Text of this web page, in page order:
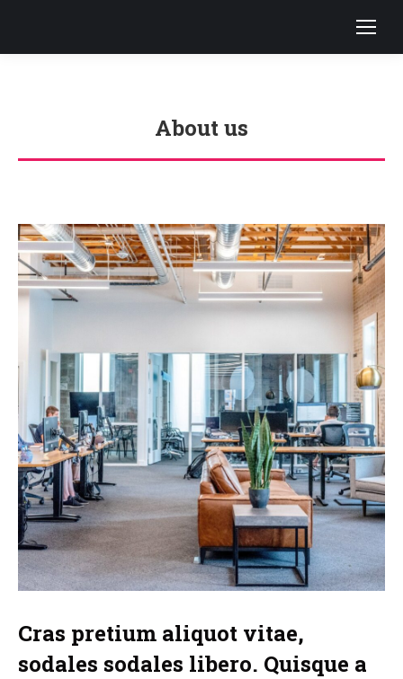
About us
You are here:
Cras pretium aliquot vitae,
sodales sodales libero. Quisque a